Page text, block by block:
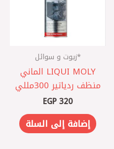
*زيوت و سوائل
LIQUI MOLY الماني
منظف ردياتير 300مللي
EGP320
إضافة إلى السلة